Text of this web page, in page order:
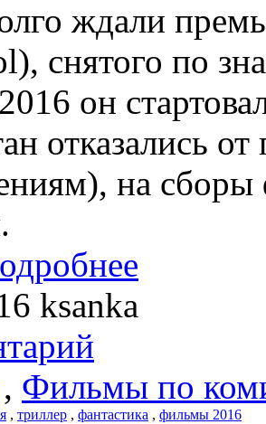
ждали
снятого по
он
отказались
на сборы
ksanka
, Фильмы по
, триллер , фантастика , фильмы 2016